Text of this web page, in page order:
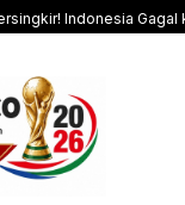
Indonesia Gagal